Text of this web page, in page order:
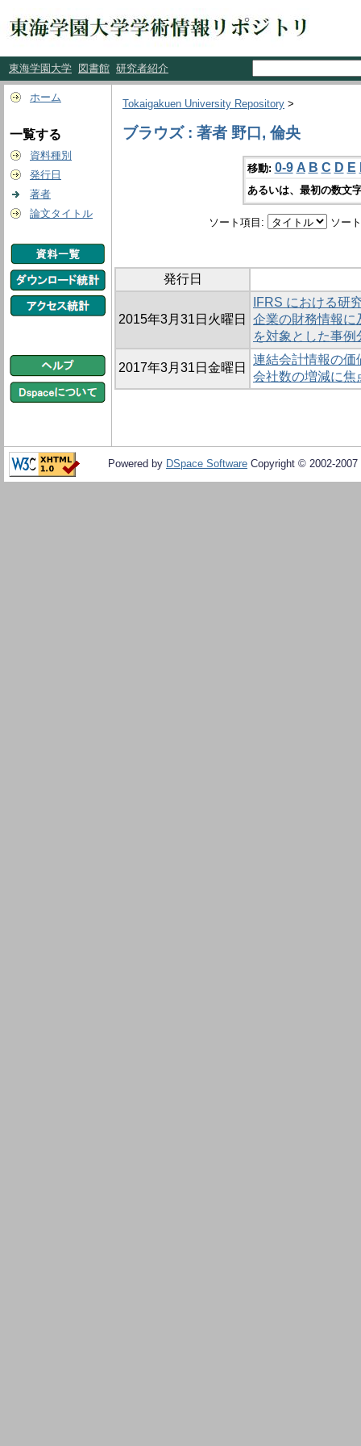
東海学園大学 図書館 研究者紹介
ホーム
一覧する
資料種別
発行日
著者
論文タイトル
Tokaigakuen University Repository >
ブラウズ : 著者 野口, 倫央
移動: 0-9 A B C D E
あるいは、最初の数文
ソート項目: ソー
発行日
2015年3月31日火曜日
IFRS における研
企業の財務情報に
を対象とした事
2017年3月31日金曜日
連結会計情報の
会社数の増減に
Powered by DSpace Software Copyright © 2002-2007